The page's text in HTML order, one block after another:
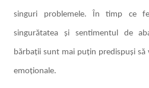
singuri problemele. În timp ce
singurătatea și sentimentul de
bărbații sunt mai puțin predispuși să
emoționale.